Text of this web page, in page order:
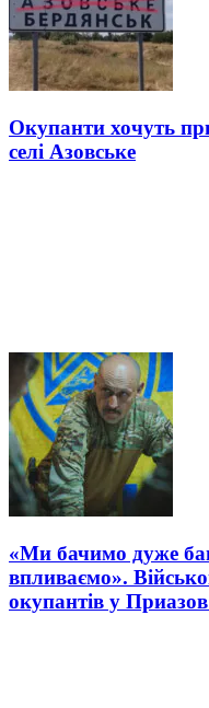
Окупанти хочуть
селі Азовське
«Ми бачимо дуже
впливаємо».
окупантів у